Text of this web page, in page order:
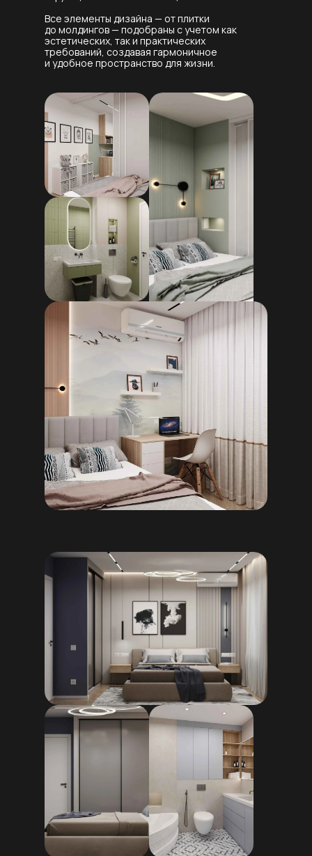
Все элементы дизайна — от плитки
до молдингов — подобраны с учетом как
эстетических, так и практических
требований, создавая гармоничное
и удобное пространство для жизни.